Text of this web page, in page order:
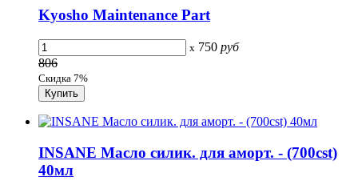
Kyosho Maintenance Part
x 750 руб
806
Скидка 7%
INSANE Масло силик. для аморт. - (700cst)
40мл